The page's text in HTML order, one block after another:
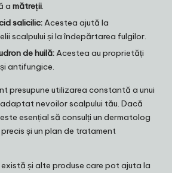
a mătreții.
salicilic:Acestea ajută la
scalpului și la îndepărtarea fulgilor.
de huilă:Acestea au proprietăți
antifungice.
presupune utilizarea constantă a unui
nevoilor scalpului tău. Dacă
esențial să consulți un dermatolog
și un plan de tratament
și alte produse care pot ajuta la